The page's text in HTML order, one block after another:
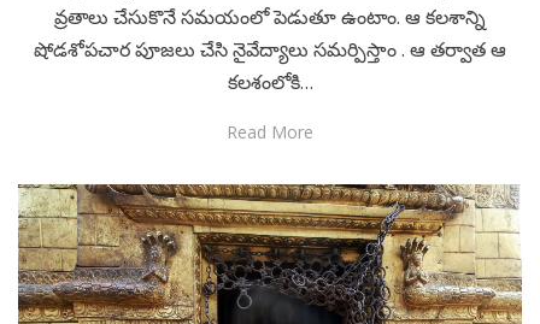
వ్రతాలు చేసుకొనే సమయంలో పెడుతూ ఉంటాం. ఆ కలశాన్ని
షోడశోపచార పూజలు చేసి నైవేద్యాలు సమర్పిస్తాం . ఆ తర్వాత ఆ
కలశంలోకి…
Read More